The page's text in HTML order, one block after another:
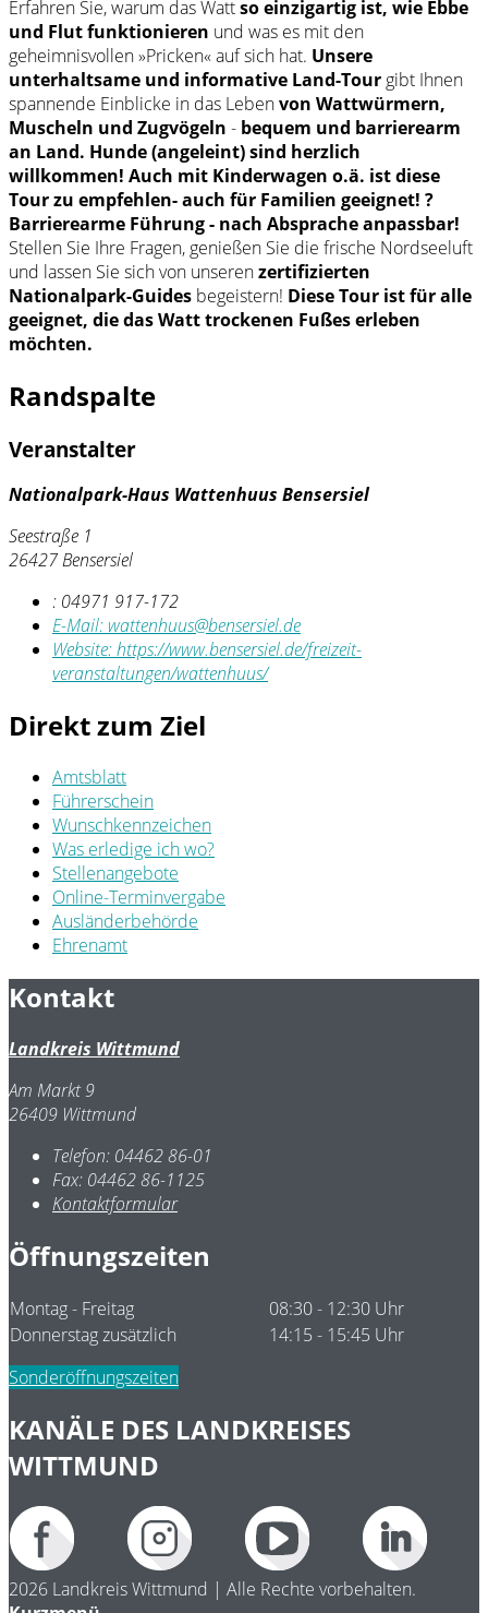
Erfahren Sie, warum das Wattso einzigartig ist, wie Ebbe
und Flut funktionieren und was es mit den
geheimnisvollen »Pricken« auf sich hat. Unsere
unterhaltsame und informative Land-Tour gibt Ihnen
spannende Einblicke in das Lebenvon Wattwürmern,
Muscheln und Zugvögeln - bequem und barrierearm
an Land. Hunde (angeleint) sind herzlich
willkommen! Auch mit Kinderwagen o.ä. ist diese
Tour zu empfehlen- auch für Familien geeignet! ?
Barrierearme Führung - nach Absprache anpassbar!
Stellen Sie Ihre Fragen, genießen Sie die frische Nordseeluft
und lassen Sie sich von unserenzertifizierten
Nationalpark-Guides begeistern! Diese Tour ist für alle
geeignet, die das Watt trockenen Fußes erleben
möchten.
Randspalte
Veranstalter
Nationalpark-Haus Wattenhuus Bensersiel
Seestraße 1
26427 Bensersiel
: 04971 917-172
E-Mail: wattenhuus@bensersiel.de
Website:https://www.bensersiel.de/freizeit-
veranstaltungen/wattenhuus/
Direkt zum Ziel
Amtsblatt
Führerschein
Wunschkennzeichen
Was erledige ich wo?
Stellenangebote
Online-Terminvergabe
Ausländerbehörde
Ehrenamt
Kontakt
Landkreis Wittmund
Am Markt 9
26409 Wittmund
Telefon: 04462 86-01
Fax: 04462 86-1125
Kontaktformular
Öffnungszeiten
Montag - Freitag
08:30 - 12:30 Uhr
Donnerstag zusätzlich
14:15 - 15:45 Uhr
Sonderöffnungszeiten
KANÄLE DES LANDKREISES
WITTMUND
2026 Landkreis Wittmund | Alle Rechte vorbehalten.